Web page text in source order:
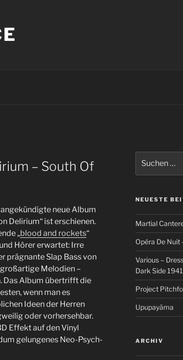
– South Of
neue Album
Delirium“ ist erschienen.
„blood and rockets“
Hörer erwartet: Irre
prägnante Slap Bass von
Melodien –
Das Album übertrifft die
wenn man es
Ideen der Herren
oder vorhersehbar.
Effekt auf den Vinyl
gelungenes Neo-Psych-
nach:
NEUESTE
Martial
Opéra De Nuit
Various –
Dark Side
Project
Upupayāma
ARCHIV